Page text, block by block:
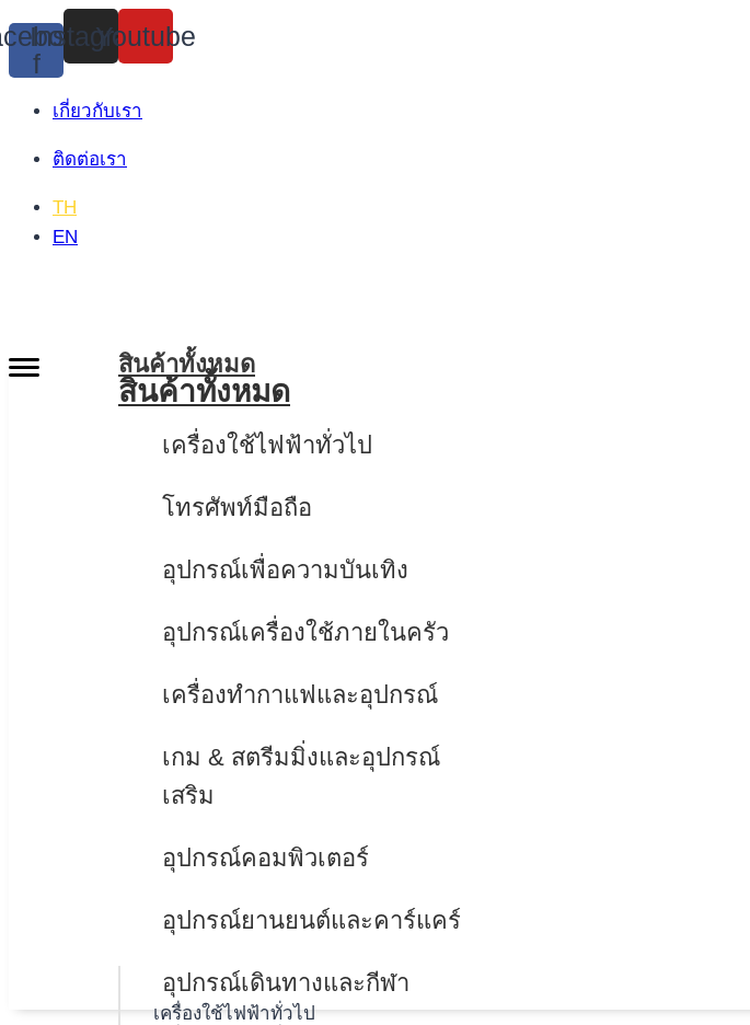
Skip
to
content
f
Instagram
Youtube
เกี่ยวกับเรา
ติดต่อเรา
TH
EN
สินค้าทั้งหมด
สินค้าทั้งหมด
เครื่องใช้ไฟฟ้าทั่วไป
โทรศัพท์มือถือ
อุปกรณ์เพื่อความบันเทิง
อุปกรณ์เครื่องใช้ภายในครัว
เครื่องทำกาแฟและอุปกรณ์
เกม & สตรีมมิ่งและอุปกรณ์
เสริม
อุปกรณ์คอมพิวเตอร์
อุปกรณ์ยานยนต์และคาร์แคร์
อุปกรณ์เดินทางและกีฬา
เครื่องใช้ไฟฟ้าทั่วไป